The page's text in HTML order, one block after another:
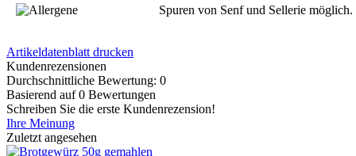
Spuren von Senf und Sellerie möglich.
Artikeldatenblatt drucken
Kundenrezensionen
Durchschnittliche Bewertung: 0
Basierend auf 0 Bewertungen
Schreiben Sie die erste Kundenrezension!
Ihre Meinung
Zuletzt angesehen